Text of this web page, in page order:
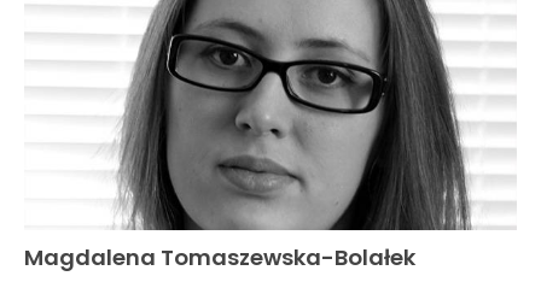
Magdalena Tomaszewska-Bolałek